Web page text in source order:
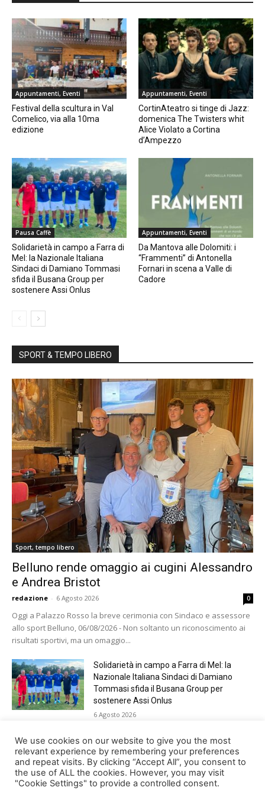
Appuntamenti, Eventi
Festival della scultura in Val
Comelico, via alla 10ma
edizione
Appuntamenti, Eventi
CortinAteatro si tinge di Jazz:
domenica The Twisters whit
Alice Violato a Cortina
d’Ampezzo
Pausa Caffè
Solidarietà in campo a Farra di
Mel: la Nazionale Italiana
Sindaci di Damiano Tommasi
sfida il Busana Group per
sostenere Assi Onlus
Appuntamenti, Eventi
Da Mantova alle Dolomiti: i
“Frammenti” di Antonella
Fornari in scena a Valle di
Cadore
SPORT & TEMPO LIBERO
Sport, tempo libero
Belluno rende omaggio ai cugini Alessandro
e Andrea Bristot
redazione - 6 Agosto 2026 0
Oggi a Palazzo Rosso la breve cerimonia con Sindaco e assessore
allo sport Belluno, 06/08/2026 - Non soltanto un riconoscimento ai
risultati sportivi, ma un omaggio...
Solidarietà in campo a Farra di Mel: la
Nazionale Italiana Sindaci di Damiano
Tommasi sfida il Busana Group per
sostenere Assi Onlus
6 Agosto 2026
Shade, Dolcenera, Merk&Kremont,
Benji&Fede e molti altri, giovedì sera a
Jesolo con Radio Bella&Monella
5 Agosto 2026
We use cookies on our website to give you the most
relevant experience by remembering your preferences
and repeat visits. By clicking “Accept All”, you consent to
the use of ALL the cookies. However, you may visit
"Cookie Settings" to provide a controlled consent.